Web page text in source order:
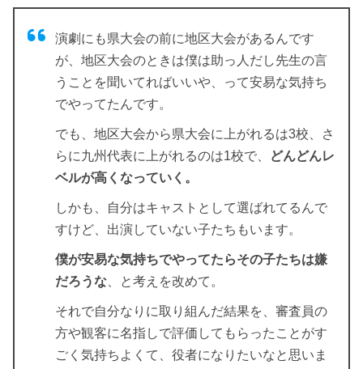
演劇にも県大会の前に地区大会があるんです
が、地区大会のときは僕は助っ人だし先生の言
うことを聞いてればいいや、って安易な気持ち
でやってたんです。
でも、地区大会から県大会に上がれるは3校、さ
らに九州代表に上がれるのは1校で、
どんどんレ
ベルが高くなっていく。
しかも、自分はキャストとして選ばれてるんで
すけど、出演していない子たちもいます。
僕が安易な気持ちでやってたらその子たちは嫌
だろうな 、と考えを改めて。
それで自分なりに取り組んだ結果を、審査員の
方や観客に名指しで評価してもらったことがす
ごく気持ちよくて、役者になりたいなと思いま